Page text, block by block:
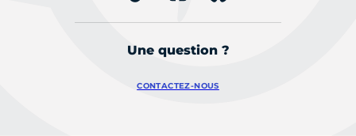
Une question ?
CONTACTEZ-NOUS